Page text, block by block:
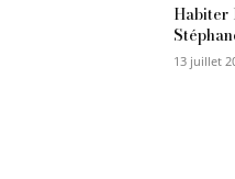
Habiter
13 juillet